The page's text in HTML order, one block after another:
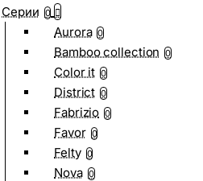
Серии 0
Aurora 0
Bamboo collection 0
Color it 0
District 0
Fabrizio 0
Favor 0
Felty 0
Nova 0